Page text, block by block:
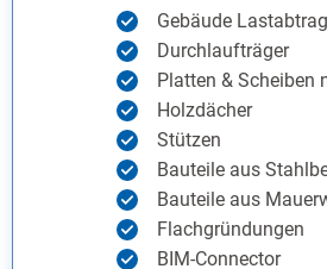
Gebäude Lastabtrag
Durchlaufträger
Platten & Scheiben
Holzdächer
Stützen
Bauteile aus
Bauteile aus
Flachgründungen
BIM-Connector